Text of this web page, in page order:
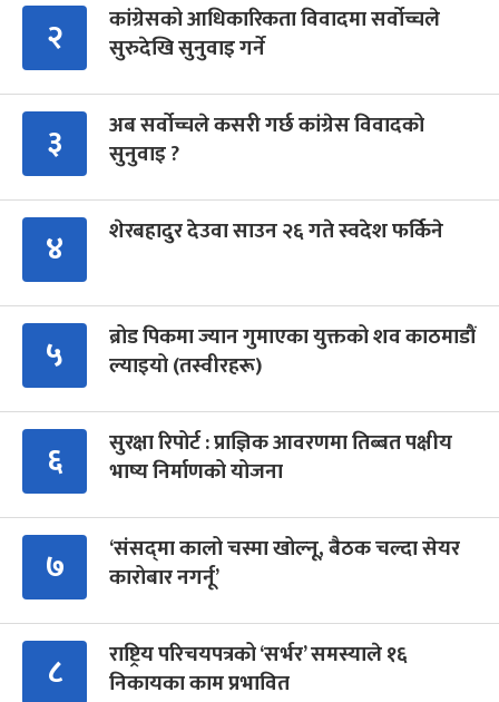
२
कांग्रेसको आधिकारिकता विवादमा सर्वोच्चले
सुरुदेखि सुनुवाइ गर्ने
३
अब सर्वोच्चले कसरी गर्छ कांग्रेस विवादको
सुनुवाइ ?
४ शेरबहादुर देउवा साउन २६ गते स्वदेश फर्किने
५
ब्रोड पिकमा ज्यान गुमाएका युक्तको शव काठमाडौं
ल्याइयो (तस्वीरहरू)
६
सुरक्षा रिपोर्ट : प्राज्ञिक आवरणमा तिब्बत पक्षीय
भाष्य निर्माणको योजना
७
‘संसद्‍मा कालो चस्मा खोल्नू, बैठक चल्दा सेयर
कारोबार नगर्नू’
८
राष्ट्रिय परिचयपत्रको ‘सर्भर’ समस्याले १६
निकायका काम प्रभावित